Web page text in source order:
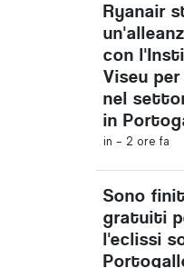
Ryanair
con
Viseu
nel
in
in - 2 ore fa
Sono
gratuiti
l'eclissi